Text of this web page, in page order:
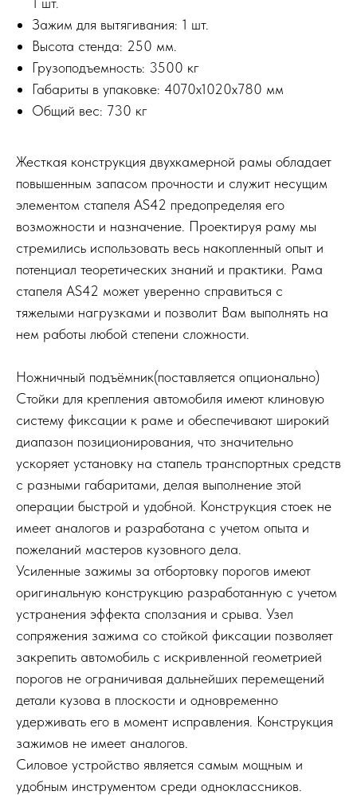
Зажим для вытягивания: 1 шт.
Высота стенда: 250 мм.
Грузоподъемность: 3500 кг
Габариты в упаковке: 4070х1020х780 мм
Общий вес: 730 кг
Жесткая конструкция двухкамерной рамы обладает
повышенным запасом прочности и служит несущим
элементом стапеля AS42 предопределяя его
возможности и назначение. Проектируя раму мы
стремились использовать весь накопленный опыт и
потенциал теоретических знаний и практики. Рама
стапеля AS42 может уверенно справиться с
тяжелыми нагрузками и позволит Вам выполнять на
нем работы любой степени сложности.
Ножничный подъёмник(поставляется опционально)
Стойки для крепления автомобиля имеют клиновую
систему фиксации к раме и обеспечивают широкий
диапазон позиционирования, что значительно
ускоряет установку на стапель транспортных средств
с разными габаритами, делая выполнение этой
операции быстрой и удобной. Конструкция стоек не
имеет аналогов и разработана с учетом опыта и
пожеланий мастеров кузовного дела.
Усиленные зажимы за отбортовку порогов имеют
оригинальную конструкцию разработанную с учетом
устранения эффекта сползания и срыва. Узел
сопряжения зажима со стойкой фиксации позволяет
закрепить автомобиль с искривленной геометрией
порогов не ограничивая дальнейших перемещений
детали кузова в плоскости и одновременно
удерживать его в момент исправления. Конструкция
зажимов не имеет аналогов.
Силовое устройство является самым мощным и
удобным инструментом среди одноклассников.